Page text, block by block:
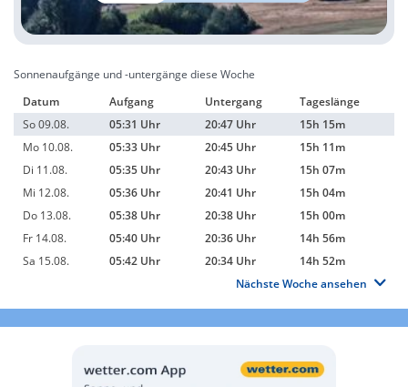
Sonnenaufgänge und -untergänge diese Woche
Datum
Aufgang Untergang
Tageslänge
So 09.08.
05:31 Uhr 20:47 Uhr
15h 15m
Mo 10.08.
05:33 Uhr 20:45 Uhr
15h 11m
Di 11.08.
05:35 Uhr 20:43 Uhr
15h 07m
Mi 12.08.
05:36 Uhr 20:41 Uhr
15h 04m
Do 13.08.
05:38 Uhr 20:38 Uhr
15h 00m
Fr 14.08.
05:40 Uhr 20:36 Uhr
14h 56m
Sa 15.08.
05:42 Uhr 20:34 Uhr
14h 52m
Nächste Woche ansehen